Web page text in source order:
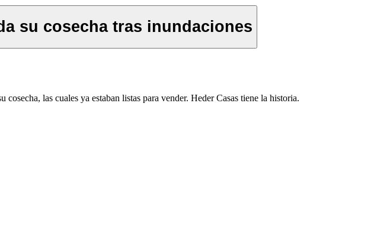
su cosecha tras inundaciones
las cuales ya estaban listas para vender. Heder Casas tiene la historia.